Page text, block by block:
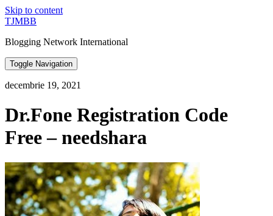
Skip to content
TJMBB
Blogging Network International
Toggle Navigation
decembrie 19, 2021
Dr.Fone Registration Code
Free – needshara